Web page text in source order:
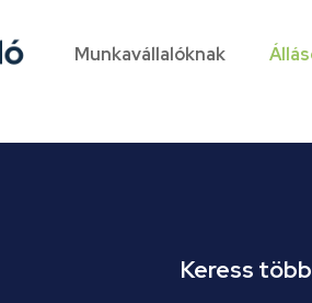
Munkavállalóknak
Keress